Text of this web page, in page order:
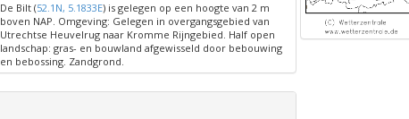
De Bilt (52.1N, 5.1833E) is gelegen op een hoogte van 2 m
boven NAP. Omgeving: Gelegen in overgangsgebied van
Utrechtse Heuvelrug naar Kromme Rijngebied. Half open
landschap: gras- en bouwland afgewisseld door bebouwing
en bebossing. Zandgrond.